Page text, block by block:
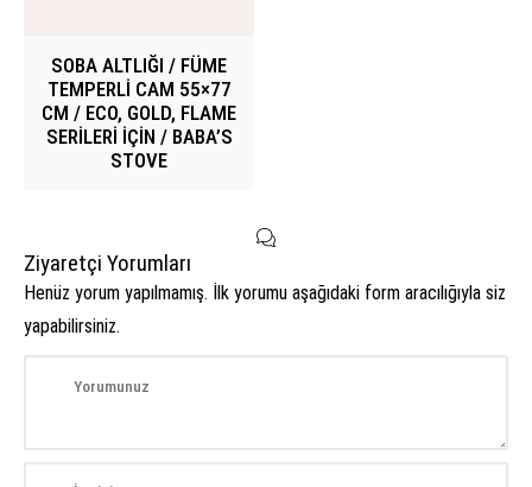
SOBA ALTLIĞI / FÜME
TEMPERLİ CAM 55×77
CM / ECO, GOLD, FLAME
SERİLERİ İÇİN / BABA’S
STOVE
Ziyaretçi Yorumları
Henüz yorum yapılmamış. İlk yorumu aşağıdaki form aracılığıyla siz
yapabilirsiniz.